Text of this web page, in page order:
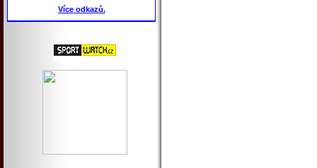
Více odkazů.